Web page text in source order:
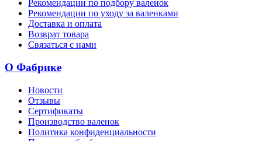
Рекомендации по подбору валенок
Рекомендации по уходу за валенками
Доставка и оплата
Возврат товара
Связаться с нами
О Фабрике
Новости
Отзывы
Сертификаты
Производство валенок
Политика конфиденциальности